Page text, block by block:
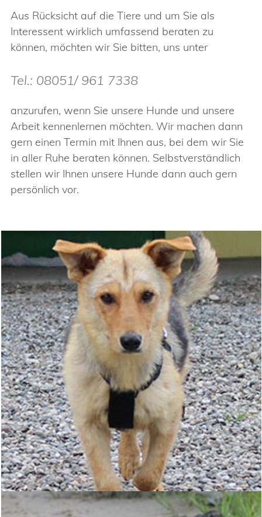
Aus Rücksicht auf die Tiere und um Sie als
Interessent wirklich umfassend beraten zu
können, möchten wir Sie bitten, uns unter
Tel.: 08051/ 961 7338
anzurufen, wenn Sie unsere Hunde und unsere
Arbeit kennenlernen möchten. Wir machen dann
gern einen Termin mit Ihnen aus, bei dem wir Sie
in aller Ruhe beraten können. Selbstverständlich
stellen wir Ihnen unsere Hunde dann auch gern
persönlich vor.